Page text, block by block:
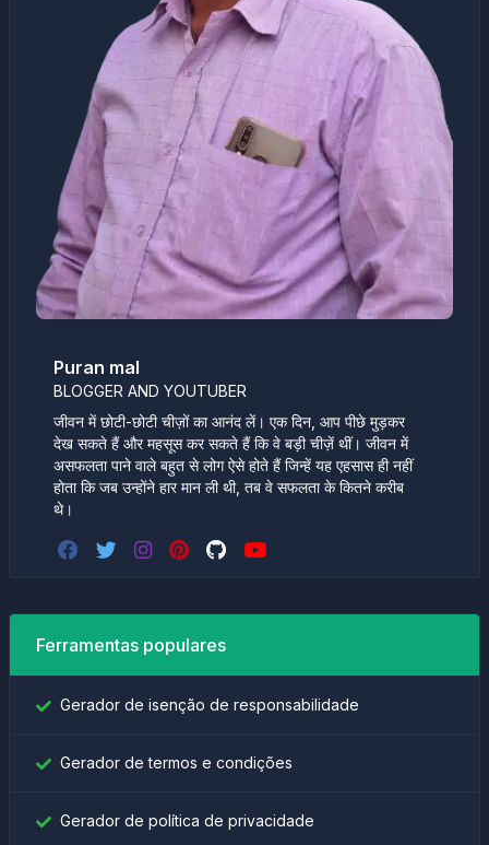
Puran mal
BLOGGER AND YOUTUBER
जीवन में छोटी-छोटी चीज़ों का आनंद लें। एक दिन, आप पीछे मुड़कर
देख सकते हैं और महसूस कर सकते हैं कि वे बड़ी चीज़ें थीं। जीवन में
असफलता पाने वाले बहुत से लोग ऐसे होते हैं जिन्हें यह एहसास ही नहीं
होता कि जब उन्होंने हार मान ली थी, तब वे सफलता के कितने करीब
थे।
Ferramentas populares
Gerador de isenção de responsabilidade
Gerador de termos e condições
Gerador de política de privacidade